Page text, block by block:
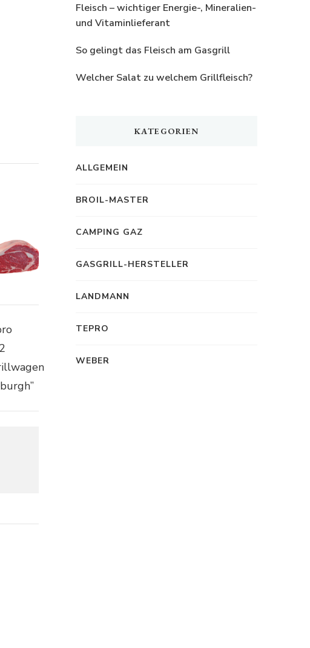
Fleisch – wichtiger Energie-, Mineralien-
und Vitaminlieferant
So gelingt das Fleisch am Gasgrill
Welcher Salat zu welchem Grillfleisch?
KATEGORIEN
ALLGEMEIN
BROIL-MASTER
CAMPING GAZ
GASGRILL-HERSTELLER
LANDMANN
TEPRO
WEBER